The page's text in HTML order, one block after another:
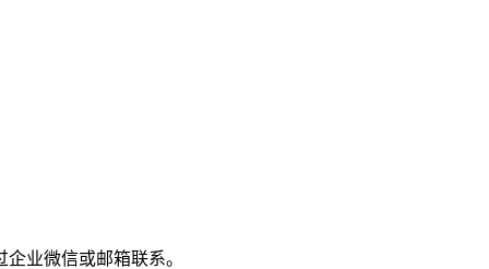
业微信或邮箱联系。